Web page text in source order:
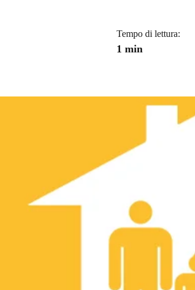
Tempo di lettura:
1 min